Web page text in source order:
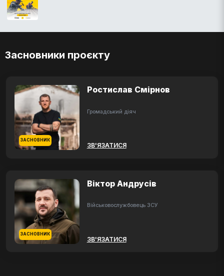
Засновники проєкту
ЗАСНОВНИК
Ростислав Смірнов
Громадський діяч
ЗВ'ЯЗАТИСЯ
ЗАСНОВНИК
Віктор Андрусів
Військовослужбовець ЗСУ
ЗВ'ЯЗАТИСЯ